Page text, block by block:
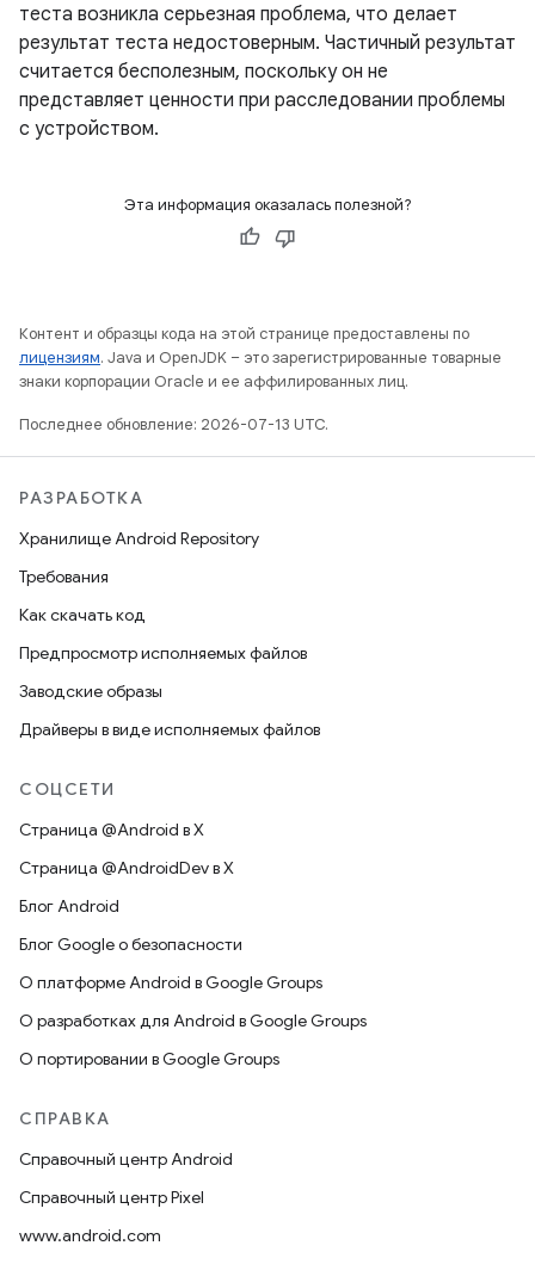
теста возникла серьезная проблема, что делает
результат теста недостоверным. Частичный результат
считается бесполезным, поскольку он не
представляет ценности при расследовании проблемы
с устройством.
Эта информация оказалась полезной?
Контент и образцы кода на этой странице предоставлены по
лицензиям. Java и OpenJDK – это зарегистрированные товарные
знаки корпорации Oracle и ее аффилированных лиц.
Последнее обновление: 2026-07-13 UTC.
РАЗРАБОТКА
Хранилище Android Repository
Требования
Как скачать код
Предпросмотр исполняемых файлов
Заводские образы
Драйверы в виде исполняемых файлов
СОЦСЕТИ
Страница @Android в X
Страница @AndroidDev в X
Блог Android
Блог Google о безопасности
О платформе Android в Google Groups
О разработках для Android в Google Groups
О портировании в Google Groups
СПРАВКА
Справочный центр Android
Справочный центр Pixel
www.android.com